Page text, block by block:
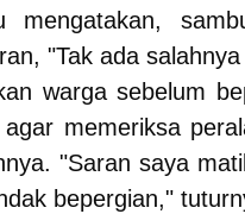
mengatakan,
"Tak ada
warga sebelum
memeriksa
"Saran saya
bepergian,"